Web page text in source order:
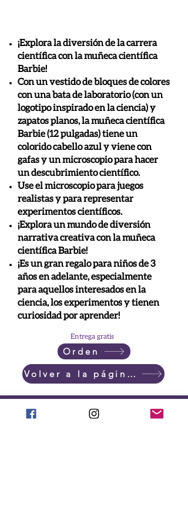
¡Explora la diversión de la carrera
científica con la muñeca científica
Barbie!
Con un vestido de bloques de colores
con una bata de laboratorio (con un
logotipo inspirado en la ciencia) y
zapatos planos, la muñeca científica
Barbie (12 pulgadas) tiene un
colorido cabello azul y viene con
gafas y un microscopio para hacer
un descubrimiento científico.
Use el microscopio para juegos
realistas y para representar
experimentos científicos.
¡Explora un mundo de diversión
narrativa creativa con la muñeca
científica Barbie!
¡Es un gran regalo para niños de 3
años en adelante, especialmente
para aquellos interesados en la
ciencia, los experimentos y tienen
curiosidad por aprender!
Entrega gratis
Orden
Volver a la página principal
Happy Kids Heal Faster! ®